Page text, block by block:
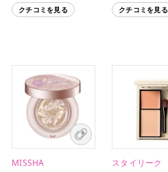
クチコミを見る
クチコミを見る
MISSHA
スタイリーク